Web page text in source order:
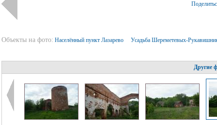
Объекты на фото: Населённый пункт Лазарево Усадьба Шереметевых-
Другие